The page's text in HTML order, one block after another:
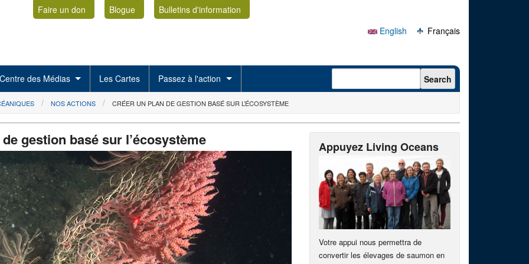
Faire un don Blogue
Bulletins d'information
English
Français
Centre des Médias Les Cartes Passez à l'action Search form Search
NOS ACTIONS CRÉER UN PLAN DE GESTION BASÉ SUR L’ÉCOSYSTÈME
gestion basé sur l’écosystème Appuyez Living Oceans
Votre appui nous permettra de
convertir les élevages de saumon en